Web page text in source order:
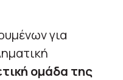
για
ομάδα της